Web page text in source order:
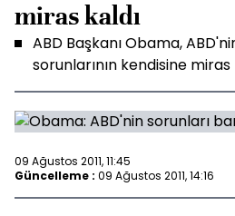
miras kaldı
ABD Başkanı Obama,
sorunlarının kendisine miras
09 Ağustos 2011, 11:45
Güncelleme : 09 Ağustos 2011, 14:16